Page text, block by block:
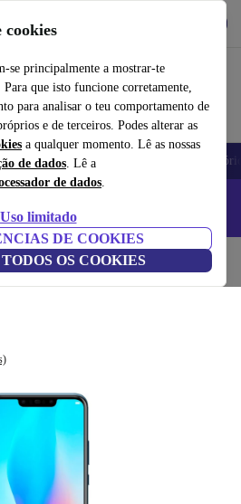
cookies
se principalmente a mostrar-te
Para que isto funcione corretamente,
para analisar o teu comportamento de
e de terceiros. Podes alterar as
a qualquer momento. Lê as nossas
de dados. Lê a
de dados.
Uso limitado
DE COOKIES
OS COOKIES
e fácil
Tablets
os iPhones – Código:
Telemóveis Honor